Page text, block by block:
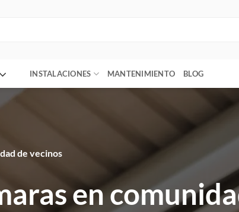
INSTALACIONES MANTENIMIENTO BLOG
de vecinos
en